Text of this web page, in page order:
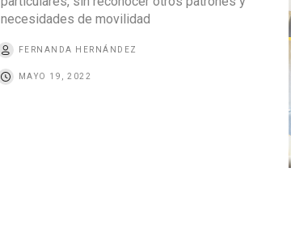
necesidades de movilidad
FERNANDA HERNÁNDEZ
MAYO 19, 2022